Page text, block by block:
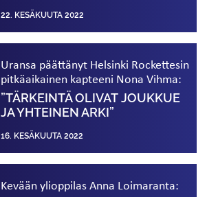
22. KESÄKUUTA 2022
Uransa päättänyt Helsinki Rockettesin
pitkä­aikainen kapteeni Nona Vihma:
”TÄRKEINTÄ OLIVAT JOUKKUE
JA YHTEINEN ARKI”
16. KESÄKUUTA 2022
Kevään ylioppilas Anna Loimaranta: